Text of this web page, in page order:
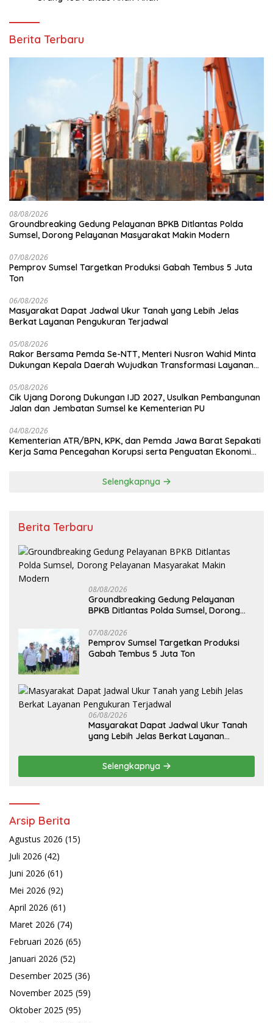
Berita Terbaru
08/08/2026
Groundbreaking Gedung Pelayanan BPKB Ditlantas Polda
Sumsel, Dorong Pelayanan Masyarakat Makin Modern
07/08/2026
Pemprov Sumsel Targetkan Produksi Gabah Tembus 5 Juta
Ton
06/08/2026
Masyarakat Dapat Jadwal Ukur Tanah yang Lebih Jelas
Berkat Layanan Pengukuran Terjadwal
05/08/2026
Rakor Bersama Pemda Se-NTT, Menteri Nusron Wahid Minta
Dukungan Kepala Daerah Wujudkan Transformasi Layanan
05/08/2026
Cik Ujang Dorong Dukungan IJD 2027, Usulkan Pembangunan
Jalan dan Jembatan Sumsel ke Kementerian PU
04/08/2026
Kementerian ATR/BPN, KPK, dan Pemda Jawa Barat Sepakati
Kerja Sama Pencegahan Korupsi serta Penguatan Ekonomi
Selengkapnya
Berita Terbaru
08/08/2026
Groundbreaking Gedung Pelayanan
BPKB Ditlantas Polda Sumsel, Dorong
07/08/2026
Pemprov Sumsel Targetkan Produksi
Gabah Tembus 5 Juta Ton
06/08/2026
Masyarakat Dapat Jadwal Ukur Tanah
yang Lebih Jelas Berkat Layanan
Selengkapnya
Arsip Berita
Agustus 2026 (15)
Juli 2026 (42)
Juni 2026 (61)
Mei 2026 (92)
April 2026 (61)
Maret 2026 (74)
Februari 2026 (65)
Januari 2026 (52)
Desember 2025 (36)
November 2025 (59)
Oktober 2025 (95)